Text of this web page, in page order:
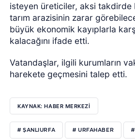
isteyen üreticiler, aksi takdirde
tarım arazisinin zarar
büyük ekonomik kayıplarla
kalacağını ifade etti.
Vatandaşlar, ilgili kurumların
harekete geçmesini talep etti.
KAYNAK: HABER MERKEZI
# ŞANLIURFA # URFAHABER